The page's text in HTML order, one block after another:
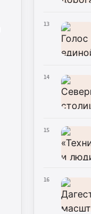
13
14
15
16